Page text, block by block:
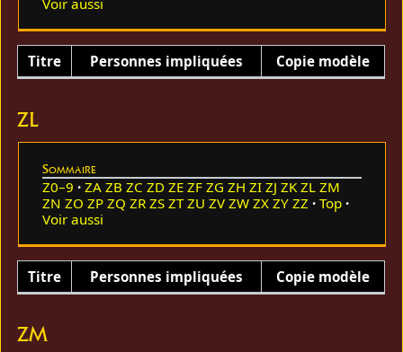
Voir aussi
Titre Personnes impliquées Copie modèle
ZL
Sommaire
Z0–9 ZA ZB ZC ZD ZE ZF ZG ZH ZI ZJ ZK ZL ZM
ZN ZO ZP ZQ ZR ZS ZT ZU ZV ZW ZX ZY ZZ
Top
Voir aussi
Titre Personnes impliquées Copie modèle
ZM